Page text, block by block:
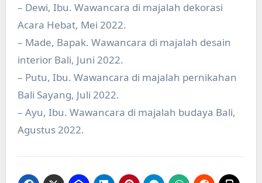
– Dewi, Ibu. Wawancara di majalah dekorasi
Acara Hebat, Mei 2022.
– Made, Bapak. Wawancara di majalah desain
interior Bali, Juni 2022.
– Putu, Ibu. Wawancara di majalah pernikahan
Bali Sayang, Juli 2022.
– Ayu, Ibu. Wawancara di majalah budaya Bali,
Agustus 2022.